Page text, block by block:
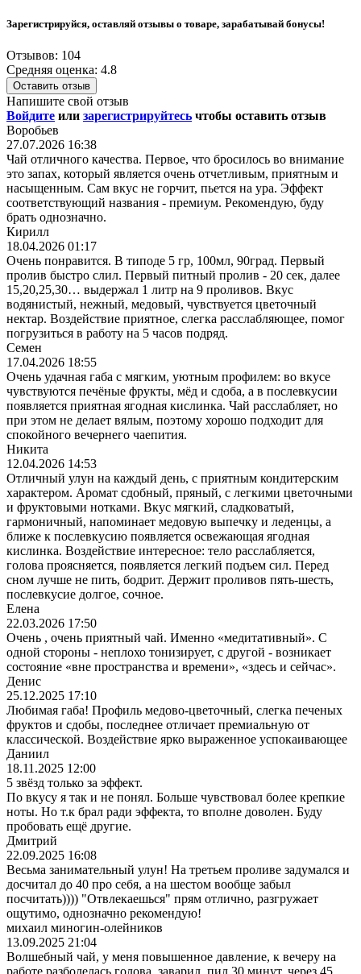
Зарегистрируйся, оставляй отзывы о товаре, зарабатывай бонусы!
Отзывов: 104
Средняя оценка: 4.8
Оставить отзыв
Напишите свой отзыв
Войдите или зарегистрируйтесь чтобы оставить отзыв
Воробьев
27.07.2026 16:38
Чай отличного качества. Первое, что бросилось во внимание
это запах, который является очень отчетливым, приятным и
насыщенным. Сам вкус не горчит, пьется на ура. Эффект
соответствующий названия - премиум. Рекомендую, буду
брать однозначно.
Кирилл
18.04.2026 01:17
Очень понравится. В типоде 5 гр, 100мл, 90град. Первый
пролив быстро слил. Первый питный пролив - 20 сек, далее
15,20,25,30… выдержал 1 литр на 9 проливов. Вкус
водянистый, нежный, медовый, чувствуется цветочный
нектар. Воздействие приятное, слегка расслабляющее, помог
погрузиться в работу на 5 часов подряд.
Семен
17.04.2026 18:55
Очень удачная габа с мягким, уютным профилем: во вкусе
чувствуются печёные фрукты, мёд и сдоба, а в послевкусии
появляется приятная ягодная кислинка. Чай расслабляет, но
при этом не делает вялым, поэтому хорошо подходит для
спокойного вечернего чаепития.
Никита
12.04.2026 14:53
Отличный улун на каждый день, с приятным кондитерским
характером. Аромат сдобный, пряный, с легкими цветочными
и фруктовыми нотками. Вкус мягкий, сладковатый,
гармоничный, напоминает медовую выпечку и леденцы, а
ближе к послевкусию появляется освежающая ягодная
кислинка. Воздействие интересное: тело расслабляется,
голова проясняется, появляется легкий подъем сил. Перед
сном лучше не пить, бодрит. Держит проливов пять-шесть,
послевкусие долгое, сочное.
Елена
22.03.2026 17:50
Очень , очень приятный чай. Именно «медитативный». С
одной стороны - неплохо тонизирует, с другой - возникает
состояние «вне пространства и времени», «здесь и сейчас».
Денис
25.12.2025 17:10
Любимая габа! Профиль медово-цветочный, слегка печеных
фруктов и сдобы, последнее отличает премиальную от
классической. Воздействие ярко выраженное успокаивающее
Даниил
18.11.2025 12:00
5 звёзд только за эффект.
По вкусу я так и не понял. Больше чувствовал более крепкие
ноты. Но т.к брал ради эффекта, то вполне доволен. Буду
пробовать ещё другие.
Дмитрий
22.09.2025 16:08
Весьма занимательный улун! На третьем проливе задумался и
досчитал до 40 про себя, а на шестом вообще забыл
посчитать)))) "Отвлекаешься" прям отлично, разгружает
ощутимо, однозначно рекомендую!
михаил миногин-олейников
13.09.2025 21:04
Волшебный чай, у меня повышенное давление, к вечеру на
работе разболелась голова, заварил, пил 30 минут, через 45